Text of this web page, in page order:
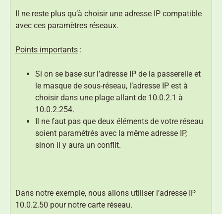
Il ne reste plus qu’à choisir une adresse IP compatible
avec ces paramètres réseaux.
Points importants :
Si on se base sur l’adresse IP de la passerelle et
le masque de sous-réseau, l’adresse IP est à
choisir dans une plage allant de 10.0.2.1 à
10.0.2.254.
Il ne faut pas que deux éléments de votre réseau
soient paramétrés avec la même adresse IP,
sinon il y aura un conflit.
Dans notre exemple, nous allons utiliser l’adresse IP
10.0.2.50 pour notre carte réseau.